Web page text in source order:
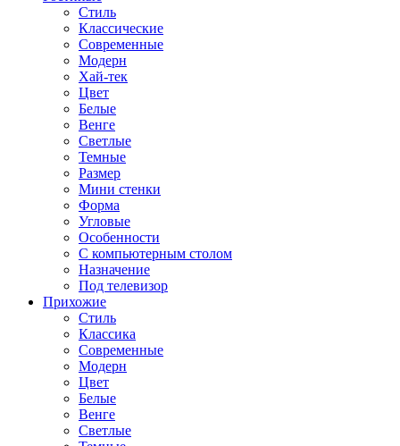
Стиль
Классические
Современные
Модерн
Хай-тек
Цвет
Белые
Венге
Светлые
Темные
Размер
Мини стенки
Форма
Угловые
Особенности
С компьютерным столом
Назначение
Под телевизор
Прихожие
Стиль
Классика
Современные
Модерн
Цвет
Белые
Венге
Светлые